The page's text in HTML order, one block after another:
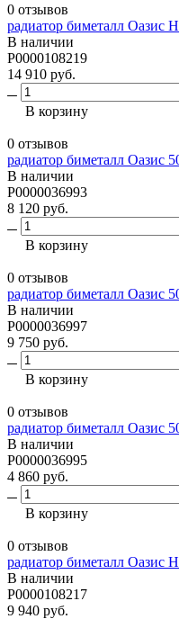
0 отзывов
радиатор биметалл Оазис
В наличии
P0000108219
14 910 руб.
В корзину
0 отзывов
радиатор биметалл Оазис
В наличии
Р0000036993
8 120 руб.
В корзину
0 отзывов
радиатор биметалл Оазис
В наличии
Р0000036997
9 750 руб.
В корзину
0 отзывов
радиатор биметалл Оазис
В наличии
Р0000036995
4 860 руб.
В корзину
0 отзывов
радиатор биметалл Оазис
В наличии
Р0000108217
9 940 руб.